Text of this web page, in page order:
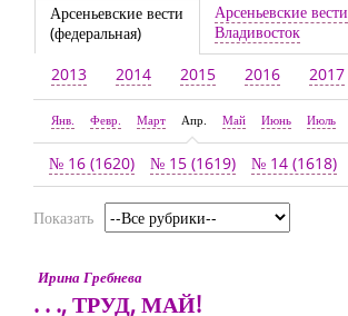
Арсеньевские вести
(федеральная)
Арсеньевские вести
Владивосток
2013 2014 2015 2016 2017
Янв. Февр. Март Апр. Май Июнь Июль
№ 16 (1620) № 15 (1619) № 14 (1618)
Показать
Ирина Гребнева
. . ., ТРУД, МАЙ!